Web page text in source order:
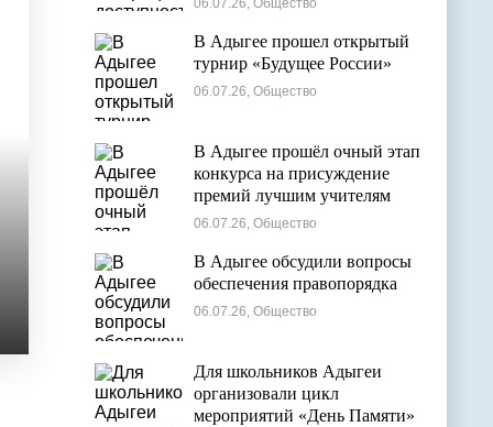
06.07.26, Общество
В Адыгее прошел открытый
турнир «Будущее России»
06.07.26, Общество
В Адыгее прошёл очный этап
конкурса на присуждение
премий лучшим учителям
06.07.26, Общество
В Адыгее обсудили вопросы
обеспечения правопорядка
06.07.26, Общество
Для школьников Адыгеи
организовали цикл
мероприятий «День Памяти»